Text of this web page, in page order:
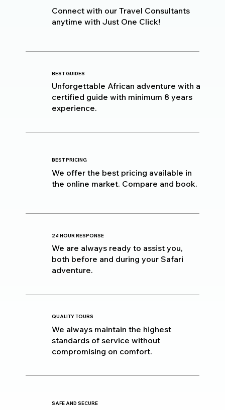
Connect with our Travel Consultants
anytime with Just One Click!
BEST GUIDES
Unforgettable African adventure with a
certified guide with minimum 8 years
experience.
BEST PRICING
We offer the best pricing available in
the online market. Compare and book.
24 HOUR RESPONSE
We are always ready to assist you,
both before and during your Safari
adventure.
QUALITY TOURS
We always maintain the highest
standards of service without
compromising on comfort.
SAFE AND SECURE